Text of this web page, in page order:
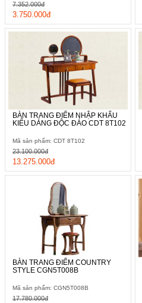
3.750.000đ
7.352.000đ
BÀN TRANG ĐIỂM NHẬP KHẨU
KIỂU DÁNG ĐỘC ĐÁO CDT 8T102
Mã sản phẩm: CDT 8T102
13.275.000đ
23.100.000đ
BÀN TRANG ĐIỂM COUNTRY
STYLE CGN5T008B
Mã sản phẩm: CGN5T008B
17.780.000đ